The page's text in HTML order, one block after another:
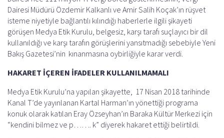
Dairesi Müdürü Özdemir Kalkanlı ve Amir Salih Koçak’ın rüşvet
isteme niyetiyle bağlantılı kılındığı haberlerle ilgili şikayeti
görüşen Medya Etik Kurulu, belgesiz, karşı tarafı suçlayıcı bir dil
kullanıldığı ve karşı tarafın görüşlerini yansıtmadığı sebebiyle Yeni
Bakış Gazetesi’nin kınanmasına oybirliğiyle karar verdi.
HAKARET İÇEREN İFADELER KULLANILMAMALI
Medya Etik Kurulu’na yapılan şikayette, 17 Nisan 2018 tarihinde
Kanal T’de yayınlanan Kartal Harman’ın yönettiği programa
konuk olarak katılan Eray Özseyhan’ın Baraka Kültür Merkezi için
“kendini bilmez ve p……. k” diyerek hakaret ettiği belirtildi.